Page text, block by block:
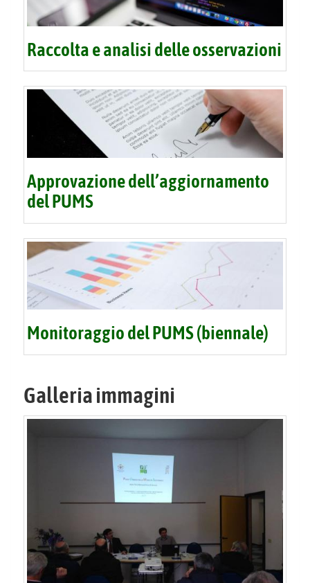
Raccolta e analisi delle osservazioni
Approvazione dell’aggiornamento
del PUMS
Monitoraggio del PUMS (biennale)
Galleria immagini